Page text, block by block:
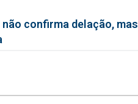
confirma delação, mas